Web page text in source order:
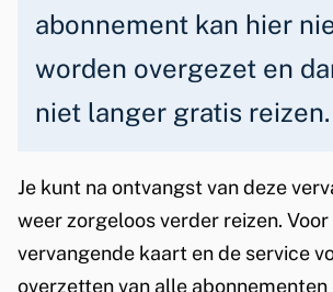
abonnement kan hier
worden overgezet en
niet langer gratis reizen.
Je kunt na ontvangst van deze
weer zorgeloos verder reizen. Voor
vervangende kaart en de service
overzetten van alle abonnementen